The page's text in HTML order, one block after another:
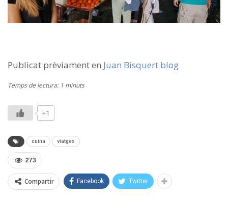
Publicat prèviament en Juan Bisquert blog
Temps de lectura: 1 minuts
+1
cuina viatges
273
Compartir Facebook Twitter